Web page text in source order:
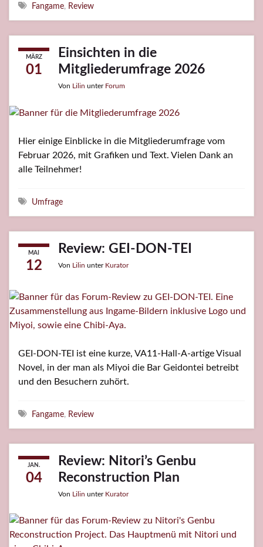
Schlagwörter
Fangame, Review
MÄRZ
01
Einsichten in die
Mitgliederumfrage 2026
Von Lilin unter Forum
Hier einige Einblicke in die Mitgliederumfrage vom
Februar 2026, mit Grafiken und Text. Vielen Dank an
alle Teilnehmer!
Schlagwörter
Umfrage
MAI
12
Review: GEI-DON-TEI
Von Lilin unter Kurator
GEI-DON-TEI ist eine kurze, VA11-Hall-A-artige Visual
Novel, in der man als Miyoi die Bar Geidontei betreibt
und den Besuchern zuhört.
Schlagwörter
Fangame, Review
JAN.
04
Review: Nitori’s Genbu
Reconstruction Plan
Von Lilin unter Kurator